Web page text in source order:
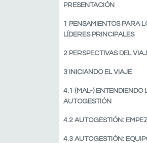
PRESENTACIÓN
1 PENSAMIENTOS PARA
LÍDERES PRINCIPALES
2 PERSPECTIVAS DEL
3 INICIANDO EL VIAJE
4.1 (MAL-) ENTENDIENDO
AUTOGESTIÓN
4.2 AUTOGESTIÓN:
4.3 AUTOGESTIÓN: